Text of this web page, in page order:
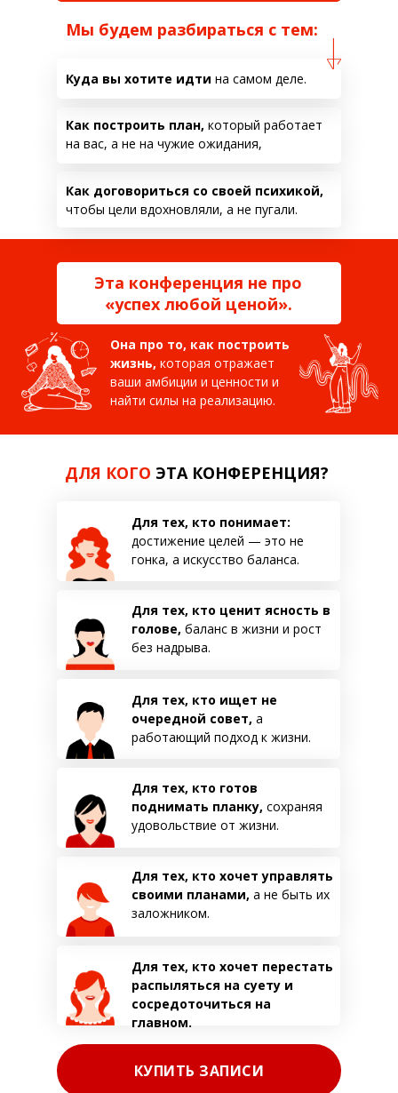
Мы будем разбираться с тем:
Куда вы хотите идти на самом деле.
Как построить план, который работает
на вас, а не на чужие ожидания,
Как договориться со своей психикой,
чтобы цели вдохновляли, а не пугали.
Эта конференция не про
«успех любой ценой».
Она про то, как построить
жизнь, которая отражает
ваши амбиции и ценности и
найти силы на реализацию.
ДЛЯ КОГО ЭТА КОНФЕРЕНЦИЯ?
Для тех, кто хочет перестать
распыляться на суету и
сосредоточиться на
главном.
Для тех, кто ценит ясность в
голове, баланс в жизни и рост
без надрыва.
Для тех, кто хочет управлять
своими планами, а не быть их
заложником.
Для тех, кто ищет не
очередной совет, а
работающий подход к жизни.
Для тех, кто понимает:
достижение целей — это не
гонка, а искусство баланса.
Для тех, кто готов
поднимать планку, сохраняя
удовольствие от жизни.
КУПИТЬ ЗАПИСИ